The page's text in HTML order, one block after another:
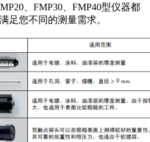
、FMP30、FMP40型仪器都
足您不同的测量需求。